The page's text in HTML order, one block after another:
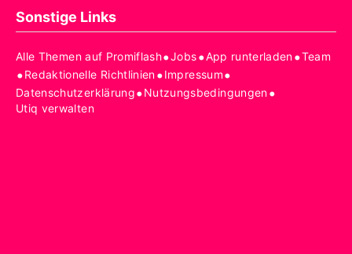
Sonstige Links
Alle Themen auf Promiflash•Jobs•App runterladen•Team
•Redaktionelle Richtlinien•Impressum•
Datenschutzerklärung•Nutzungsbedingungen•
Utiq verwalten